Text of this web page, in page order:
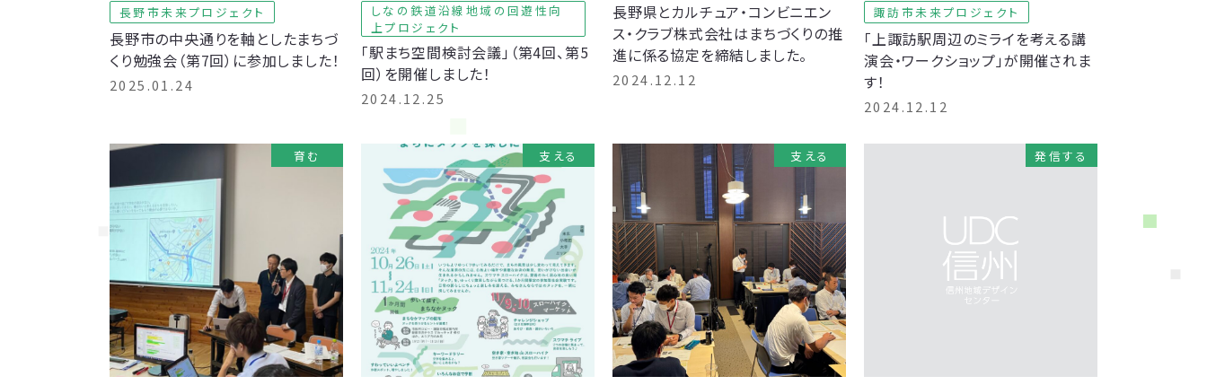
長野市未来プロジェクト
長野市の中央通りを軸としたまちづ
くり勉強会（第7回）に参加しました！
2025.01.24
しなの鉄道沿線地域の回遊性向
上プロジェクト
「駅まち空間検討会議」（第4回、第5
回）を開催しました！
2024.12.25
長野県とカルチュア・コンビニエン
ス・クラブ株式会社はまちづくりの推
進に係る協定を締結しました。
2024.12.12
諏訪市未来プロジェクト
「上諏訪駅周辺のミライを考える講
演会・ワークショップ」が開催されま
す！
2024.12.12
育む 支える 支える 発信する